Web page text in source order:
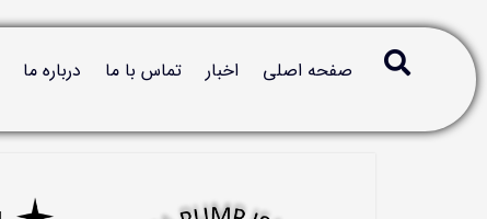
صفحه اصلی اخبار تماس با ما درباره ما